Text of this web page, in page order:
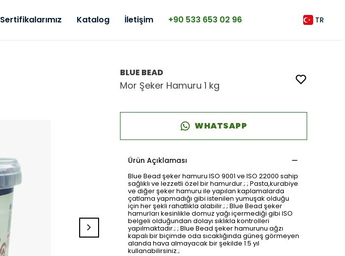
Sertifikalarımız Katalog İletişim +90 533 653 02 96 TR
BLUE BEAD
Mor Şeker Hamuru 1 kg
WHATSAPP
Ürün Açıklaması
Blue Bead şeker hamuru ISO 9001 ve ISO 22000 sahip
sağlıklı ve lezzetli özel bir hamurdur.; ; Pasta,kurabiye
ve diğer şeker hamuru ile yapılan kaplamalarda
çatlama yapmadığı gibi istenilen yumuşak olduğu
için her şekli rahatlıkla alabilir.; ; Blue Bead şeker
hamurları kesinlikle domuz yağı içermediği gibi ISO
belgeli olduğundan dolayı sıklıkla kontrolleri
yapılmaktadır.; ; Blue Bead şeker hamurunu ağzı
kapalı bir biçimde oda sıcaklığında güneş görmeyen
alanda hava almayacak bir şekilde 1.5 yıl
kullanabilirsiniz.;